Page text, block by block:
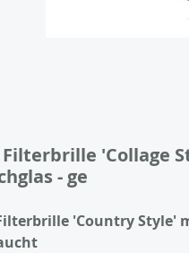
Filterbrille 'Collage
- ge
'Country Style'